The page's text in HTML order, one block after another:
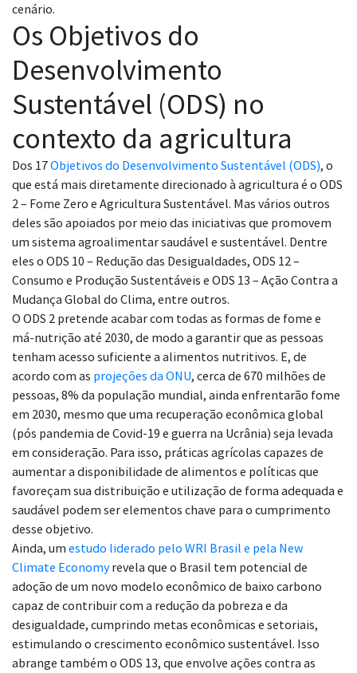
cenário.
Os Objetivos do
Desenvolvimento
Sustentável (ODS) no
contexto da agricultura
Dos 17Objetivos do Desenvolvimento Sustentável (ODS), o
que está mais diretamente direcionado à agricultura é o ODS
2 – Fome Zero e Agricultura Sustentável. Mas vários outros
deles são apoiados por meio das iniciativas que promovem
um sistema agroalimentar saudável e sustentável. Dentre
eles o ODS 10 – Redução das Desigualdades, ODS 12 –
Consumo e Produção Sustentáveis e ODS 13 – Ação Contra a
Mudança Global do Clima, entre outros.
O ODS 2 pretende acabar com todas as formas de fome e
má-nutrição até 2030, de modo a garantir que as pessoas
tenham acesso suficiente a alimentos nutritivos. E, de
acordo com as projeções da ONU, cerca de 670 milhões de
pessoas, 8% da população mundial, ainda enfrentarão fome
em 2030, mesmo que uma recuperação econômica global
(pós pandemia de Covid-19 e guerra na Ucrânia) seja levada
em consideração. Para isso, práticas agrícolas capazes de
aumentar a disponibilidade de alimentos e políticas que
favoreçam sua distribuição e utilização de forma adequada e
saudável podem ser elementos chave para o cumprimento
desse objetivo.
Ainda, um estudo liderado pelo WRI Brasil e pela New
Climate Economy revela que o Brasil tem potencial de
adoção de um novo modelo econômico de baixo carbono
capaz de contribuir com a redução da pobreza e da
desigualdade, cumprindo metas econômicas e setoriais,
estimulando o crescimento econômico sustentável. Isso
abrange também o ODS 13, que envolve ações contra as